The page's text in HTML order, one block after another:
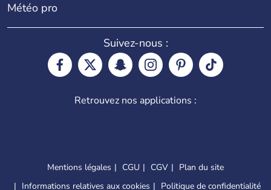
Météo pro
Suivez-nous :
Retrouvez nos applications :
Mentions légales CGU CGV
Plan du site
Informations relatives aux cookies
Politique de confidentialité